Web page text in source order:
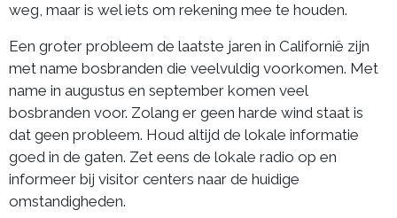
weg, maar is wel iets om rekening mee te houden.
Een groter probleem de laatste jaren in Californië zijn
met name bosbranden die veelvuldig voorkomen. Met
name in augustus en september komen veel
bosbranden voor. Zolang er geen harde wind staat is
dat geen probleem. Houd altijd de lokale informatie
goed in de gaten. Zet eens de lokale radio op en
informeer bij visitor centers naar de huidige
omstandigheden.